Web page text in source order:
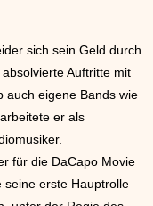
sich sein Geld durch
Auftritte mit
auch eigene Bands wie
er als
für die DaCapo Movie
seine erste Hauptrolle